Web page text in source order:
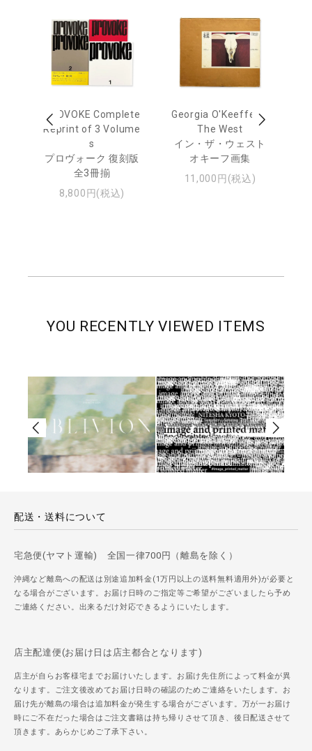
PROVOKE Complete
Reprint of 3 Volume
s
プロヴォーク 復刻版
全3冊揃
8,800円(税込)
Georgia O'Keeffe: In
The West
イン・ザ・ウェスト
オキーフ画集
11,000円(税込)
YOU RECENTLY VIEWED ITEMS
配送・送料について
宅急便(ヤマト運輸) 全国一律700円（離島を除く）
沖縄など離島への配送は別途追加料金(1万円以上の送料無料適用外)が必要と
なる場合がございます。お届け日時のご指定等ご希望がございましたら予め
ご連絡ください。出来るだけ対応できるようにいたします。
店主配達便(お届け日は店主都合となります)
店主が自らお客様宅までお届けいたします。お届け先住所によって料金が異
なります。ご注文後改めてお届け日時の確認のためご連絡をいたします。お
届け先が離島の場合は追加料金が発生する場合がございます。万が一お届け
時にご不在だった場合はご注文書籍は持ち帰りさせて頂き、後日配送させて
頂きます。あらかじめご了承下さい。